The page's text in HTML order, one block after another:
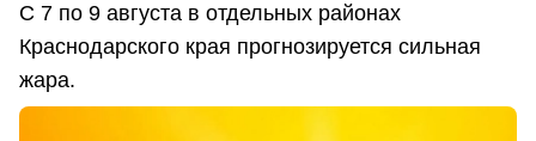
С 7 по 9 августа в отдельных районах
Краснодарского края прогнозируется сильная
жара.